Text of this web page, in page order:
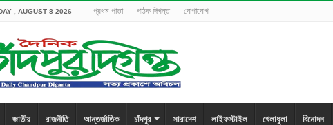
, AUGUST 8 2026 প্রথম পাতা পাঠক দিগন্ত যোগাযোগ
জাতীয় রাজনীতি আন্তর্জাতিক চাঁদপুর সারাদেশ লাইফস্টাইল খেলাধুলা বিনোদন